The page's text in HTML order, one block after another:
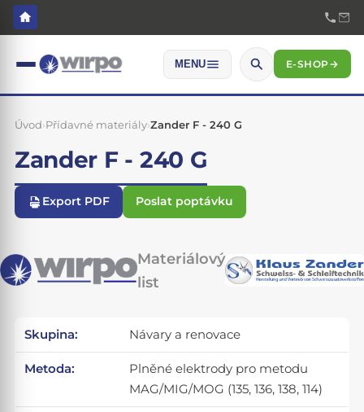
MENU E-SHOP→
Úvod›Přídavné materiály›Zander F - 240 G
Zander F - 240 G
Export PDF Poslat poptávku
Materiálový
list
Skupina: Návary a renovace
Metoda:
Plněné elektrody pro metodu
MAG/MIG/MOG (135, 136, 138, 114)